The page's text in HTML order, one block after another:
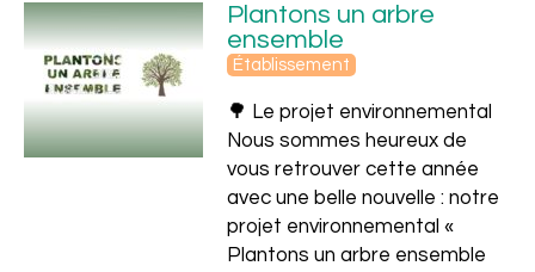
Plantons un arbre
ensemble
Établissement
🌳 Le projet environnemental
Nous sommes heureux de
vous retrouver cette année
avec une belle nouvelle : notre
projet environnemental «
Plantons un arbre ensemble